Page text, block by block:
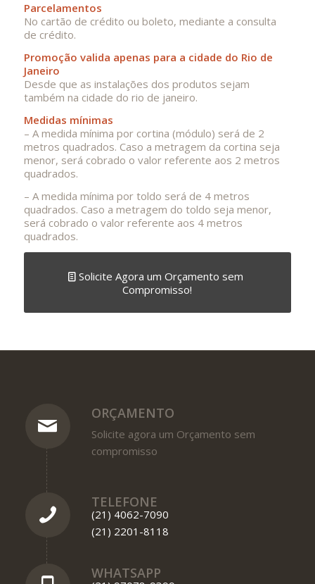
Parcelamentos
No cartão de crédito ou boleto, mediante a consulta
de crédito.
Promoção valida apenas para a cidade do Rio de
Janeiro
Desde que as instalações dos produtos sejam
também na cidade do rio de janeiro.
Medidas mínimas
– A medida mínima por cortina (módulo) será de 2
metros quadrados. Caso a metragem da cortina seja
menor, será cobrado o valor referente aos 2 metros
quadrados.
– A medida mínima por toldo será de 4 metros
quadrados. Caso a metragem do toldo seja menor,
será cobrado o valor referente aos 4 metros
quadrados.
Solicite Agora um Orçamento sem
Compromisso!
ORÇAMENTO
Solicite agora um Orçamento sem
compromisso
TELEFONE
(21) 4062-7090
(21) 2201-8118
WHATSAPP